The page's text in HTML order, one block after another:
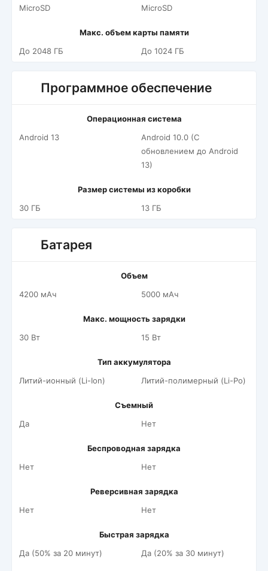
MicroSD
MicroSD
Макс. объем карты памяти
До 2048 ГБ
До 1024 ГБ
Программное обеспечение
Операционная система
Android 13
Android 10.0 (С
обновлением до Android
13)
Размер системы из коробки
30 ГБ
13 ГБ
Батарея
Объем
4200 мАч
5000 мАч
Макс. мощность зарядки
30 Вт
15 Вт
Тип аккумулятора
Литий-ионный (Li-Ion)
Литий-полимерный (Li-Po)
Съемный
Да
Нет
Беспроводная зарядка
Нет
Нет
Реверсивная зарядка
Нет
Нет
Быстрая зарядка
Да (50% за 20 минут)
Да (20% за 30 минут)